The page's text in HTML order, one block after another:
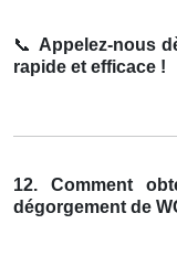
📞 Appelez-nous
rapide et efficace !
12. Comment
dégorgement de